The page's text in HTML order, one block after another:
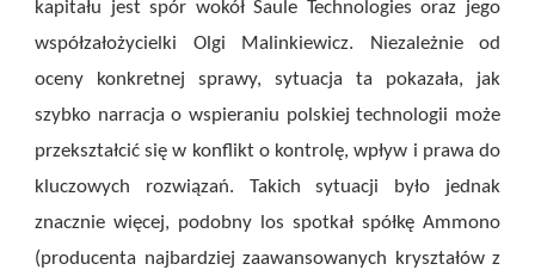
kapitału jest spór wokół Saule Technologies oraz jego
współzałożycielki Olgi Malinkiewicz. Niezależnie od
oceny konkretnej sprawy, sytuacja ta pokazała, jak
szybko narracja o wspieraniu polskiej technologii może
przekształcić się w konflikt o kontrolę, wpływ i prawa do
kluczowych rozwiązań. Takich sytuacji było jednak
znacznie więcej, podobny los spotkał spółkę Ammono
(producenta najbardziej zaawansowanych kryształów z